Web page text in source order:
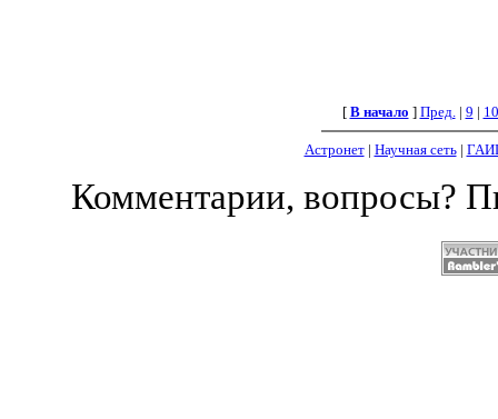
[ В начало ] Пред. | 9 | 10
Астронет| Научная сеть|
Комментарии, вопросы?